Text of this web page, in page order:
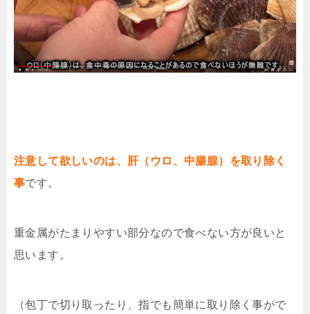
注意して欲しいのは、肝（ウロ、中腸腺）を取り除く
事です。
重金属がたまりやすい部分なので食べない方が良いと
思います。
（包丁で切り取ったり、指でも簡単に取り除く事がで